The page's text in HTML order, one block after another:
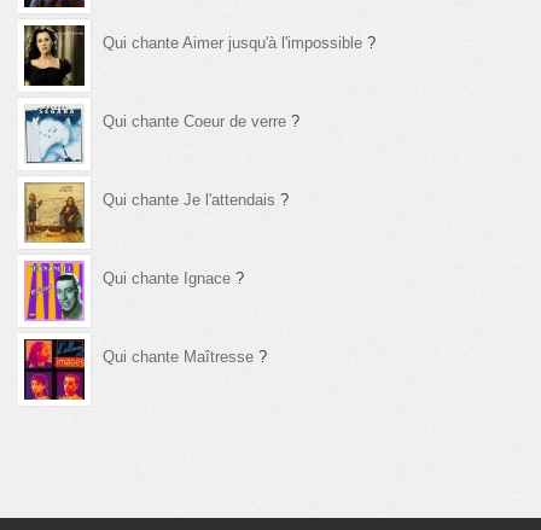
Qui chante Aimer jusqu'à l'impossible ?
Qui chante Coeur de verre ?
Qui chante Je l'attendais ?
Qui chante Ignace ?
Qui chante Maîtresse ?